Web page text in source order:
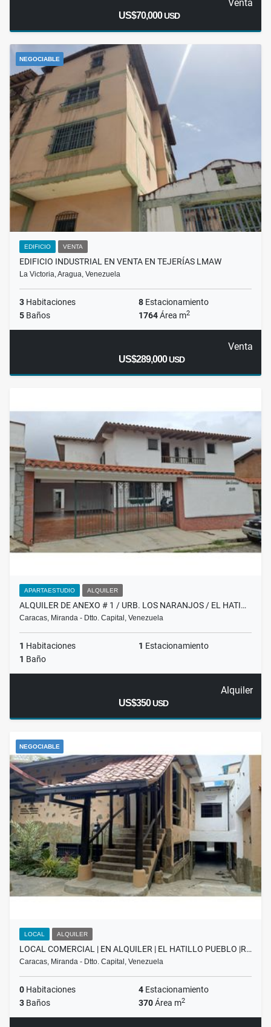
Venta
US$70,000USD
NEGOCIABLE
EDIFICIO VENTA
EDIFICIO INDUSTRIAL EN VENTA EN TEJERÍAS LMAW
La Victoria, Aragua, Venezuela
3 Habitaciones 8 Estacionamiento
5 Baños 1764Área m2
Venta
US$289,000USD
APARTAESTUDIO ALQUILER
ALQUILER DE ANEXO # 1 / URB. LOS NARANJOS / EL HATI…
Caracas, Miranda - Dtto. Capital, Venezuela
1 Habitaciones 1 Estacionamiento
1 Baño
Alquiler
US$350USD
NEGOCIABLE
LOCAL ALQUILER
LOCAL COMERCIAL | EN ALQUILER | EL HATILLO PUEBLO |R…
Caracas, Miranda - Dtto. Capital, Venezuela
0 Habitaciones 4 Estacionamiento
3 Baños 370Área m2